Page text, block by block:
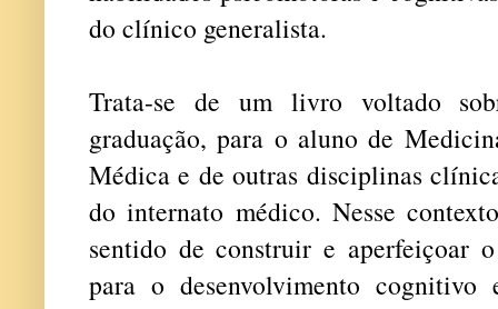
do clínico generalista.
Trata-se de um livro voltado
graduação, para o aluno de
Médica e de outras disciplinas
do internato médico. Nesse
sentido de construir e aperfeiçoar
para o desenvolvimento